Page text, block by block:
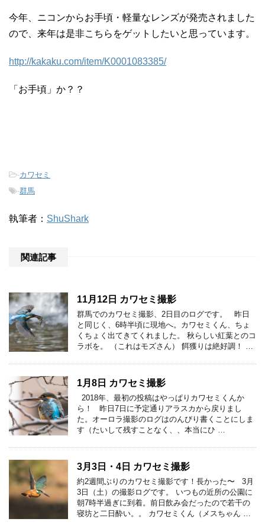
今年、ニコンからお手頃・軽量なレンズが発売されました
ので、来年は是非こちらをゲットしたいと思っています。
http://kakaku.com/item/K0001083385/
「お手頃」か？？
-カワセミ
-群馬
執筆者： ShuShark
関連記事
11月12日 カワセミ撮影
群馬でのカワセミ撮影、2日目のログです。 昨日
と同じく、6時半頃に現地へ。カワセミくん、ちょ
くちょく出てきてくれました。 秋らしい紅葉とのコ
ラボを。 （これはモズさん） 餌獲りは絶好調！ …
1月8日 カワセミ撮影
2018年、最初の投稿はやっぱりカワセミくんか
ら！ 昨日7日に予定通りアラスカから戻りまし
た。オーロラ撮影のログはのんびり書くことにしま
す（たいして残すことなく、、本当にひ …
3月3日・4日 カワセミ撮影
約2週間ぶりのカワセミ撮影です！長かった〜 3月
3日（土）の撮影ログです。 いつもの近所の公園に
朝7時半過ぎに到着。前日飲み会だったので若干の
寝坊と二日酔い。。 カワセミくん（メスちゃん …